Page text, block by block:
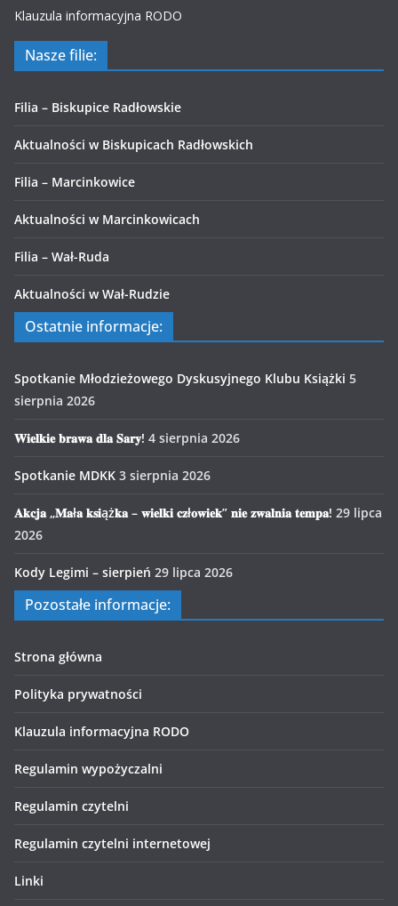
Klauzula informacyjna RODO
Nasze filie:
Filia – Biskupice Radłowskie
Aktualności w Biskupicach Radłowskich
Filia – Marcinkowice
Aktualności w Marcinkowicach
Filia – Wał-Ruda
Aktualności w Wał-Rudzie
Ostatnie informacje:
Spotkanie Młodzieżowego Dyskusyjnego Klubu Książki 5
sierpnia 2026
𝐖𝐢𝐞𝐥𝐤𝐢𝐞 𝐛𝐫𝐚𝐰𝐚 𝐝𝐥𝐚 𝐒𝐚𝐫𝐲! 4 sierpnia 2026
Spotkanie MDKK 3 sierpnia 2026
𝐀𝐤𝐜𝐣𝐚 „𝐌𝐚ł𝐚 𝐤𝐬𝐢ąż𝐤𝐚 – 𝐰𝐢𝐞𝐥𝐤𝐢 𝐜𝐳ł𝐨𝐰𝐢𝐞𝐤” 𝐧𝐢𝐞 𝐳𝐰𝐚𝐥𝐧𝐢𝐚 𝐭𝐞𝐦𝐩𝐚! 29 lipca
2026
Kody Legimi – sierpień 29 lipca 2026
Pozostałe informacje:
Strona główna
Polityka prywatności
Klauzula informacyjna RODO
Regulamin wypożyczalni
Regulamin czytelni
Regulamin czytelni internetowej
Linki